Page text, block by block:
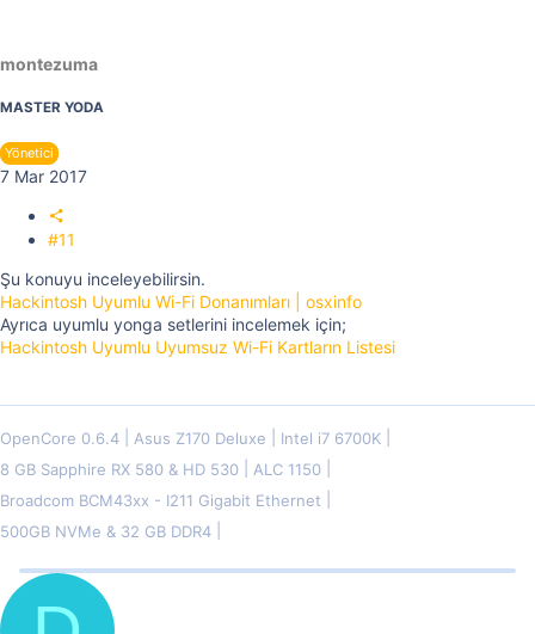
montezuma
MASTER YODA
Yönetici
7 Mar 2017
#11
Şu konuyu inceleyebilirsin.
Hackintosh Uyumlu Wi-Fi Donanımları | osxinfo
Ayrıca uyumlu yonga setlerini incelemek için;
Hackintosh Uyumlu Uyumsuz Wi-Fi Kartların Listesi
OpenCore 0.6.4 Asus Z170 Deluxe
Intel i7 6700K
8 GB Sapphire RX 580 & HD 530
ALC 1150
Broadcom BCM43xx - I211 Gigabit Ethernet
500GB NVMe & 32 GB DDR4